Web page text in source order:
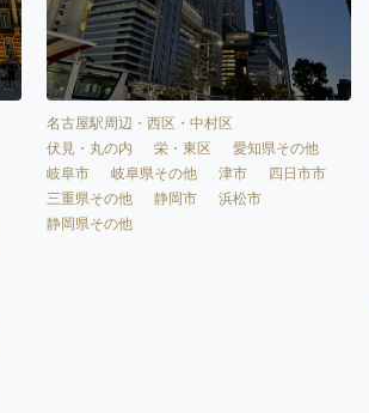
名古屋駅周辺・西区・中村区
伏見・丸の内
栄・東区
愛知県その他
岐阜市
岐阜県その他 津市
四日市市
三重県その他
静岡市
浜松市
静岡県その他